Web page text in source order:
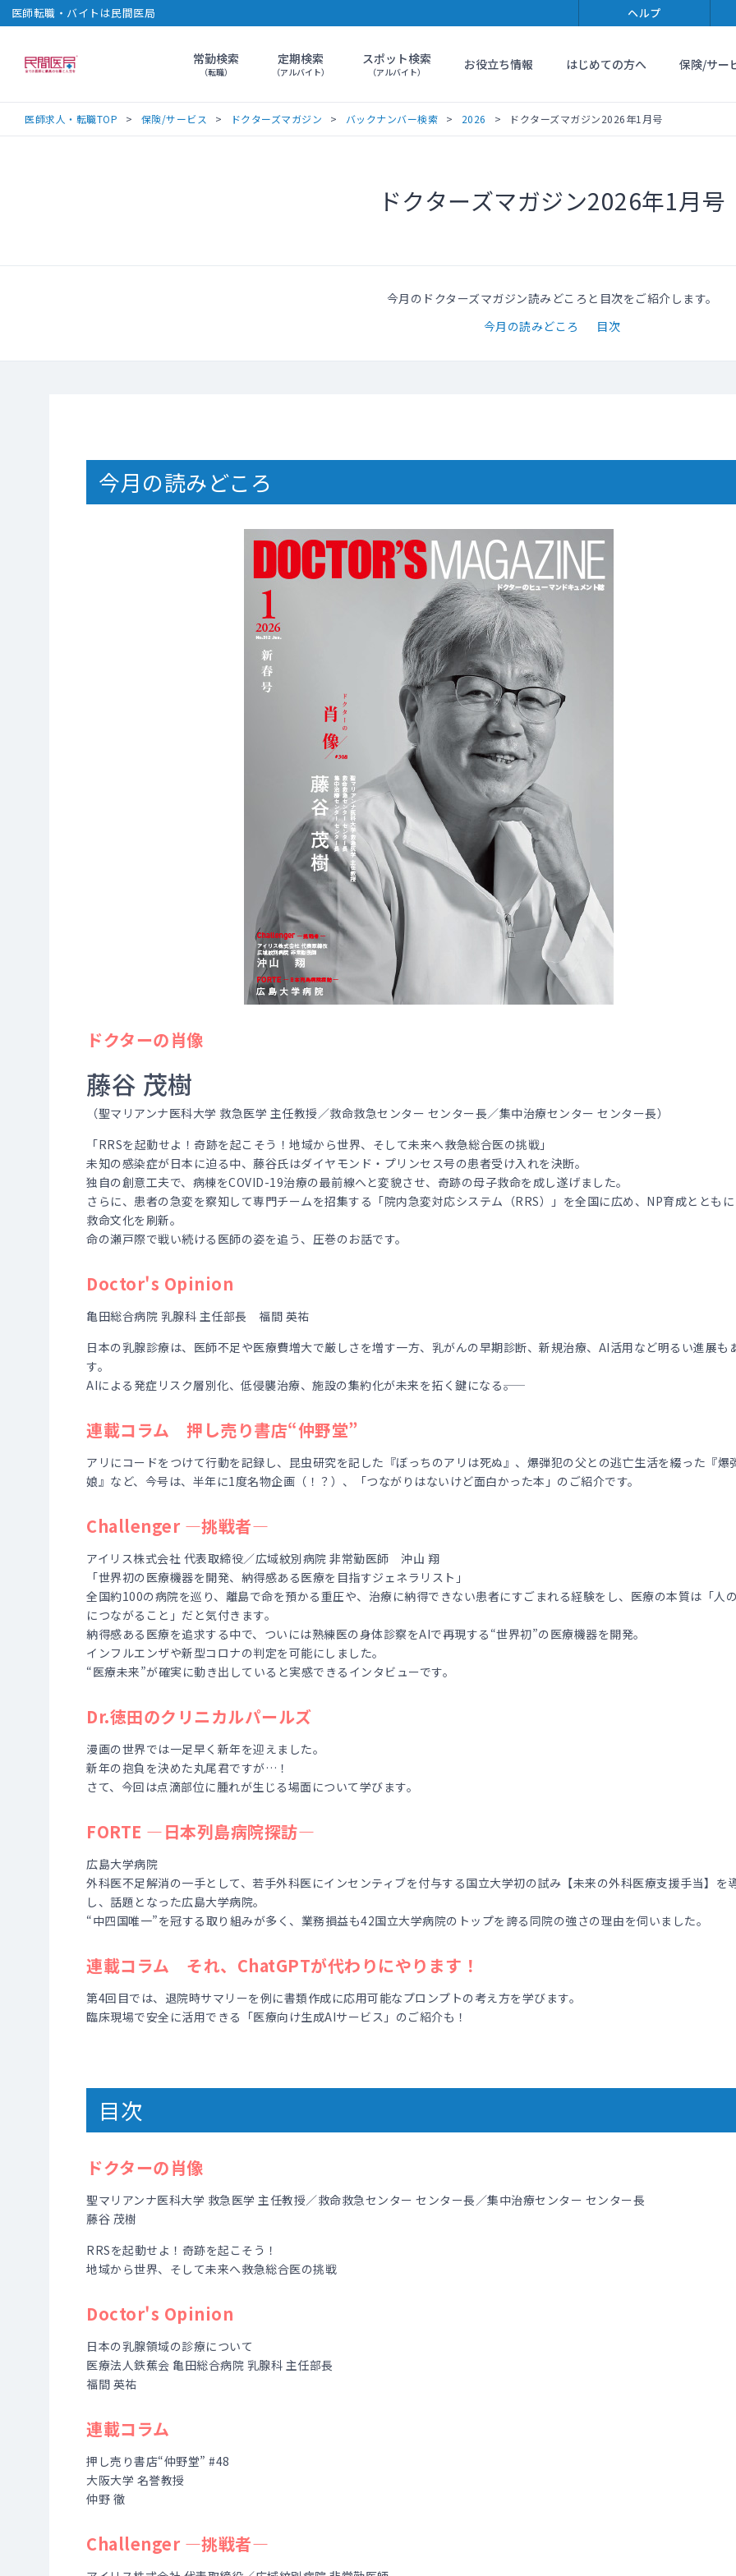
医師転職・バイトは民間医局 ヘルプ
民間医局常勤検索
（転職）
定期検索
（アルバイト）
スポット検索
（アルバイト） お役立ち情報 はじめての方へ 保険/サー
医師求人・転職TOP 保険/サービス ドクターズマガジン バックナンバー検索 2026 ドクターズマガジン2026年1月号
ドクターズマガジン2026年1月号
今月のドクターズマガジン読みどころと目次をご紹介します。
今月の読みどころ
目次
今月の読みどころ
ドクターの肖像
藤谷 茂樹
（聖マリアンナ医科大学 救急医学 主任教授／救命救急センター センター長／集中治療センター センター長）
「RRSを起動せよ！奇跡を起こそう！地域から世界、そして未来へ――救急総合医の挑戦」
未知の感染症が日本に迫る中、藤谷氏はダイヤモンド・プリンセス号の患者受け入れを決断。
独自の創意工夫で、病棟をCOVID-19治療の最前線へと変貌させ、奇跡の母子救命を成し遂げました。
さらに、患者の急変を察知して専門チームを招集する「院内急変対応システム（RRS）」を全国に広め、NP育成ととも
救命文化を刷新。
命の瀬戸際で戦い続ける医師の姿を追う、圧巻のお話です。
Doctor's Opinion
亀田総合病院 乳腺科 主任部長 福間 英祐
日本の乳腺診療は、医師不足や医療費増大で厳しさを増す一方、乳がんの早期診断、新規治療、AI活用など明るい進展も
す。
AIによる発症リスク層別化、低侵襲治療、施設の集約化が未来を拓く鍵になる――。
連載コラム 押し売り書店“仲野堂”
アリにコードをつけて行動を記録し、昆虫研究を記した『ぼっちのアリは死ぬ』、爆弾犯の父との逃亡生活を綴った『爆
娘』など、今号は、半年に1度名物企画（！？）、「つながりはないけど面白かった本」のご紹介です。
Challenger ―挑戦者―
アイリス株式会社 代表取締役／広域紋別病院 非常勤医師 沖山 翔
「世界初の医療機器を開発、納得感ある医療を目指すジェネラリスト」
全国約100の病院を巡り、離島で命を預かる重圧や、治療に納得できない患者にすごまれる経験をし、医療の本質は「人
につながること」だと気付きます。
納得感ある医療を追求する中で、ついには熟練医の身体診察をAIで再現する“世界初”の医療機器を開発。
インフルエンザや新型コロナの判定を可能にしました。
“医療未来”が確実に動き出していると実感できるインタビューです。
Dr.徳田のクリニカルパールズ
漫画の世界では一足早く新年を迎えました。
新年の抱負を決めた丸尾君ですが…！
さて、今回は点滴部位に腫れが生じる場面について学びます。
FORTE ―日本列島病院探訪―
広島大学病院
外科医不足解消の一手として、若手外科医にインセンティブを付与する国立大学初の試み【未来の外科医療支援手当】を
し、話題となった広島大学病院。
“中四国唯一”を冠する取り組みが多く、業務損益も42国立大学病院のトップを誇る同院の強さの理由を伺いました。
連載コラム それ、ChatGPTが代わりにやります！
第4回目では、退院時サマリーを例に書類作成に応用可能なプロンプトの考え方を学びます。
臨床現場で安全に活用できる「医療向け生成AIサービス」のご紹介も！
目次
ドクターの肖像
聖マリアンナ医科大学 救急医学 主任教授／救命救急センター センター長／集中治療センター センター長
藤谷 茂樹
RRSを起動せよ！奇跡を起こそう！
地域から世界、そして未来へ――救急総合医の挑戦
Doctor's Opinion
日本の乳腺領域の診療について
医療法人鉄蕉会 亀田総合病院 乳腺科 主任部長
福間 英祐
連載コラム
押し売り書店“仲野堂” #48
大阪大学 名誉教授
仲野 徹
Challenger ―挑戦者―